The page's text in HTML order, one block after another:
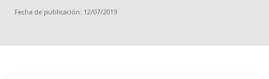
Fecha de publicación: 12/07/2019